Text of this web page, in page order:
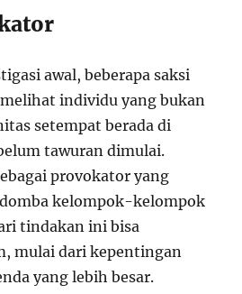
awal, beberapa saksi
individu yang bukan
setempat berada di
tawuran dimulai.
provokator yang
kelompok-kelompok
tindakan ini bisa
mulai dari kepentingan
yang lebih besar.